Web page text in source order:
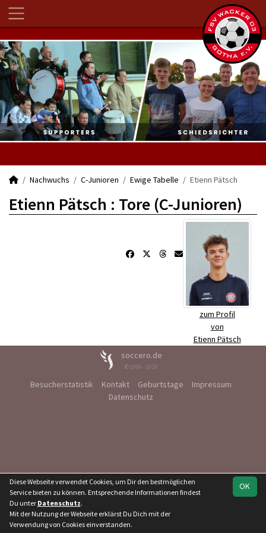
Nachwuchs C-Junioren Ewige Tabelle Etienn Pätsch
Etienn Pätsch : Tore (C-Junioren)
zum Profil
von
Etienn Pätsch
soccero.de
© 2006 - 2026
Besucherstatistik Kontakt Geburtstage
Impressum
Datenschutz
OK
Diese Webseite verwendet Cookies, um Dir den bestmöglichen
Service bieten zu können. Entsprechende Informationen findest
Du unter Datenschutz.
Mit der Nutzung der Webseite erklärst Du Dich mit der
Verwendung von Cookies einverstanden.